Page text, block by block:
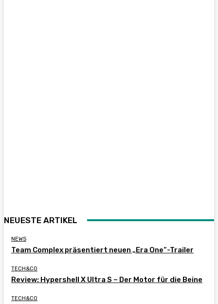
NEUESTE ARTIKEL
NEWS
Team Complex präsentiert neuen „Era One“-Trailer
TECH&CO
Review: Hypershell X Ultra S – Der Motor für die Beine
TECH&CO